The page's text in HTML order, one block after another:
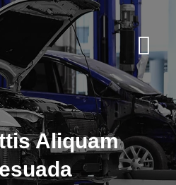
Aliquam